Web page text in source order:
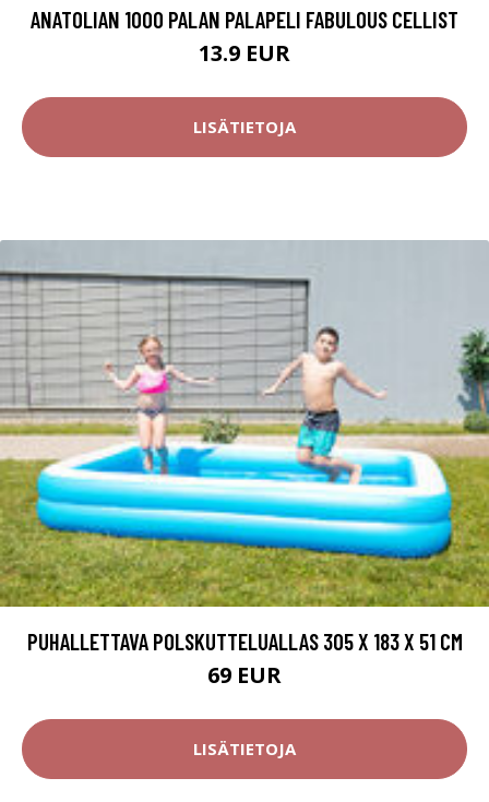
ANATOLIAN 1000 PALAN PALAPELI FABULOUS CELLIST
13.9 EUR
LISÄTIETOJA
PUHALLETTAVA POLSKUTTELUALLAS 305 X 183 X 51 CM
69 EUR
LISÄTIETOJA